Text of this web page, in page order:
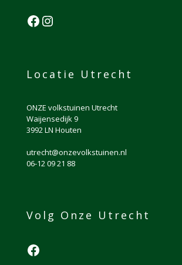
Facebook
Instagram
Locatie Utrecht
ONZE volkstuinen Utrecht
Waijensedijk 9
3992 LN Houten
utrecht@onzevolkstuinen.nl
06-12 09 21 88
Volg Onze Utrecht
Facebook